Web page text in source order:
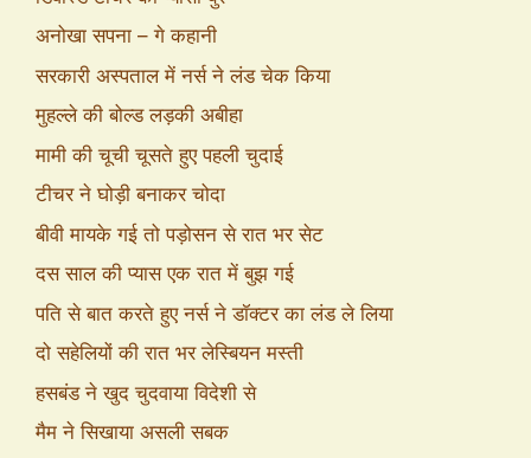
अनोखा सपना – गे कहानी
सरकारी अस्पताल में नर्स ने लंड चेक किया
मुहल्ले की बोल्ड लड़की अबीहा
मामी की चूची चूसते हुए पहली चुदाई
टीचर ने घोड़ी बनाकर चोदा
बीवी मायके गई तो पड़ोसन से रात भर सेट
दस साल की प्यास एक रात में बुझ गई
पति से बात करते हुए नर्स ने डॉक्टर का लंड ले लिया
दो सहेलियों की रात भर लेस्बियन मस्ती
हसबंड ने खुद चुदवाया विदेशी से
मैम ने सिखाया असली सबक